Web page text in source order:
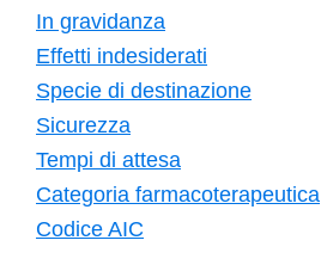
In gravidanza
Effetti indesiderati
Specie di destinazione
Sicurezza
Tempi di attesa
Categoria farmacoterapeutica
Codice AIC